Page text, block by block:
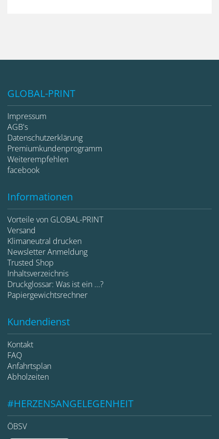
GLOBAL-PRINT
Impressum
AGB's
Datenschutzerklärung
Premiumkundenprogramm
Weiterempfehlen
facebook
Informationen
Vorteile von GLOBAL-PRINT
Versand
Klimaneutral drucken
Newsletter Anmeldung
Trusted Shop
Inhaltsverzeichnis
Druckglossar: Was ist ein ...?
Papiergewichtsrechner
Kundendienst
Kontakt
FAQ
Anfahrtsplan
Abholzeiten
#HERZENSANGELEGENHEIT
ÖBSV